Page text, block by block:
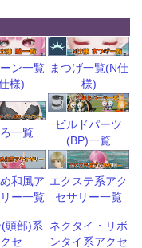
ン一覧
様)
まつげ一覧(N仕
様)
一覧
ビルドパーツ
(BP)一覧
和風ア
ー一覧
エクステ系アク
セサリー一覧
(頭部)系
セ
ネクタイ・リボ
ンタイ系アクセ